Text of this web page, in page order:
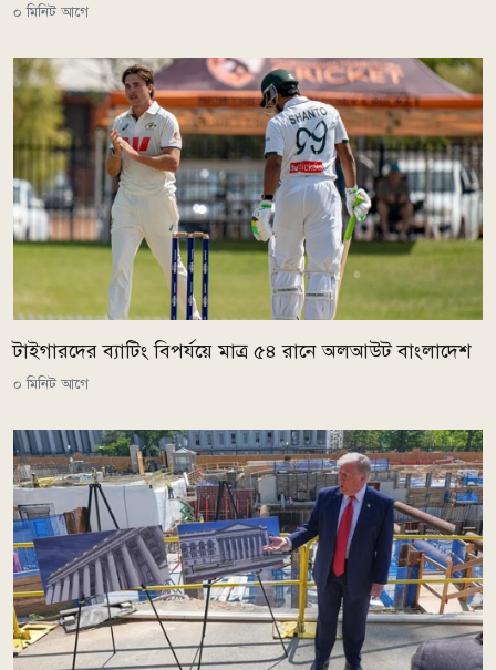
০ মিনিট আগে
টাইগারদের ব্যাটিং বিপর্যয়ে মাত্র ৫৪ রানে অলআউট বাংলাদেশ
০ মিনিট আগে